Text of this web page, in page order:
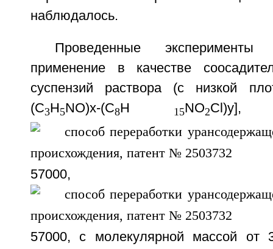
наблюдалось.
Проведенные
применение в качестве
суспензий раствора (с низкой
(C3H5NO)х-(C8H 15NO2Cl)y],
57000,
57000, с молекулярной массой